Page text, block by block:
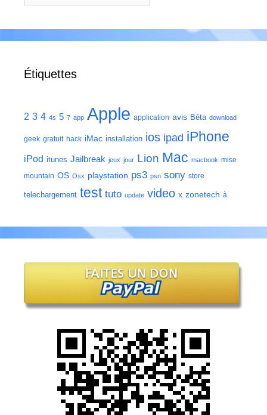
Étiquettes
2 3 4 4s 5 7 app Apple application avis Bêta download
geek gratuit hack iMac installation ios ipad iPhone
iPod itunes Jailbreak jeux jour Lion Mac macbook mise
mountain OS Osx playstation ps3 psn sony store
telechargement test tuto update video x zonetech à